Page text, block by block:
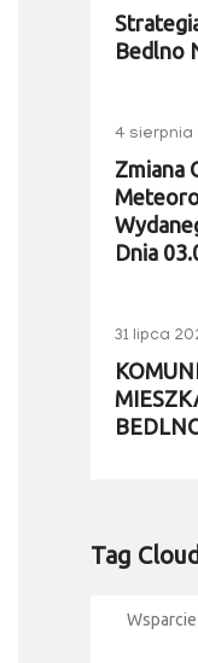
Bedlno
4 sierpnia
Zmiana
Dnia
31 lipca
Tag Cloud